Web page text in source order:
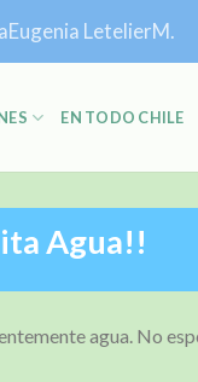
LetelierM.
EN TODO CHILE
Agua!!
agua. No